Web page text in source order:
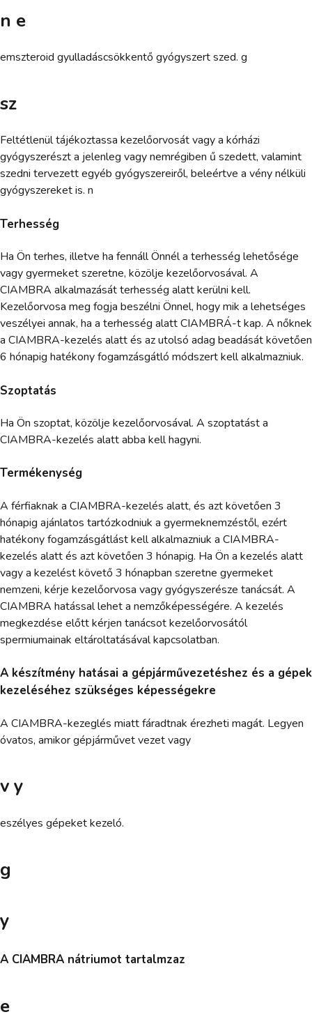
n e
emszteroid gyulladáscsökkentő gyógyszert szed. g
sz
Feltétlenül tájékoztassa kezelőorvosát vagy a kórházi
gyógyszerészt a jelenleg vagy nemrégiben ű szedett, valamint
szedni tervezett egyéb gyógyszereiről, beleértve a vény nélküli
gyógyszereket is. n
Terhesség
Ha Ön terhes, illetve ha fennáll Önnél a terhesség lehetősége
vagy gyermeket szeretne, közölje kezelőorvosával. A
CIAMBRA alkalmazását terhesség alatt kerülni kell.
Kezelőorvosa meg fogja beszélni Önnel, hogy mik a lehetséges
veszélyei annak, ha a terhesség alatt CIAMBRÁ-t kap. A nőknek
a CIAMBRA-kezelés alatt és az utolsó adag beadását követően
6 hónapig hatékony fogamzásgátló módszert kell alkalmazniuk.
Szoptatás
Ha Ön szoptat, közölje kezelőorvosával. A szoptatást a
CIAMBRA-kezelés alatt abba kell hagyni.
Termékenység
A férfiaknak a CIAMBRA-kezelés alatt, és azt követően 3
hónapig ajánlatos tartózkodniuk a gyermeknemzéstől, ezért
hatékony fogamzásgátlást kell alkalmazniuk a CIAMBRA-
kezelés alatt és azt követően 3 hónapig. Ha Ön a kezelés alatt
vagy a kezelést követő 3 hónapban szeretne gyermeket
nemzeni, kérje kezelőorvosa vagy gyógyszerésze tanácsát. A
CIAMBRA hatással lehet a nemzőképességére. A kezelés
megkezdése előtt kérjen tanácsot kezelőorvosától
spermiumainak eltároltatásával kapcsolatban.
A készítmény hatásai a gépjárművezetéshez és a gépek
kezeléséhez szükséges képességekre
A CIAMBRA-kezeglés miatt fáradtnak érezheti magát. Legyen
óvatos, amikor gépjárművet vezet vagy
v y
eszélyes gépeket kezeló.
g
y
A CIAMBRA nátriumot tartalmzaz
e